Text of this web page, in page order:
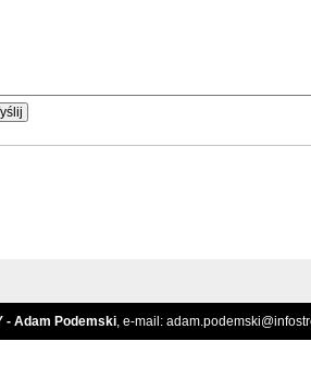
- Adam Podemski, e-mail: